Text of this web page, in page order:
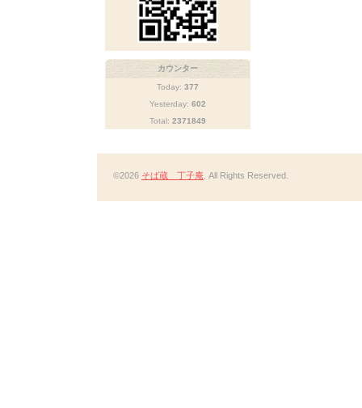
カウンター
Today: 377
Yesterday: 602
Total: 2371849
©2026 そば蔵 丁子庵 . All Rights Reserved.